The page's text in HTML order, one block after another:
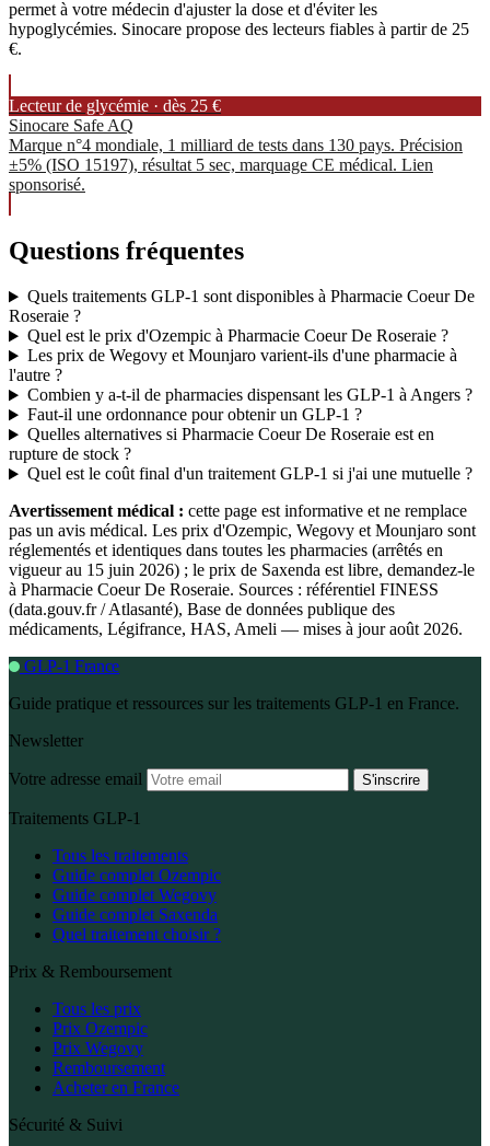
permet à votre médecin d'ajuster la dose et d'éviter les
hypoglycémies. Sinocare propose des lecteurs fiables à partir de 25
€.
Lecteur de glycémie · dès 25 €
Sinocare Safe AQ
Marque n°4 mondiale, 1 milliard de tests dans 130 pays. Précision
±5% (ISO 15197), résultat 5 sec, marquage CE médical. Lien
sponsorisé.
Questions fréquentes
Quels traitements GLP-1 sont disponibles à Pharmacie Coeur De
Roseraie ?
Quel est le prix d'Ozempic à Pharmacie Coeur De Roseraie ?
Les prix de Wegovy et Mounjaro varient-ils d'une pharmacie à
l'autre ?
Combien y a-t-il de pharmacies dispensant les GLP-1 à Angers ?
Faut-il une ordonnance pour obtenir un GLP-1 ?
Quelles alternatives si Pharmacie Coeur De Roseraie est en
rupture de stock ?
Quel est le coût final d'un traitement GLP-1 si j'ai une mutuelle ?
Avertissement médical : cette page est informative et ne remplace
pas un avis médical. Les prix d'Ozempic, Wegovy et Mounjaro sont
réglementés et identiques dans toutes les pharmacies (arrêtés en
vigueur au 15 juin 2026) ; le prix de Saxenda est libre, demandez-le
à Pharmacie Coeur De Roseraie. Sources : référentiel FINESS
(data.gouv.fr / Atlasanté), Base de données publique des
médicaments, Légifrance, HAS, Ameli — mises à jour août 2026.
GLP-1 France
Guide pratique et ressources sur les traitements GLP-1 en France.
Newsletter
Votre adresse email S'inscrire
Traitements GLP-1
Tous les traitements
Guide complet Ozempic
Guide complet Wegovy
Guide complet Saxenda
Quel traitement choisir ?
Prix & Remboursement
Tous les prix
Prix Ozempic
Prix Wegovy
Remboursement
Acheter en France
Sécurité & Suivi